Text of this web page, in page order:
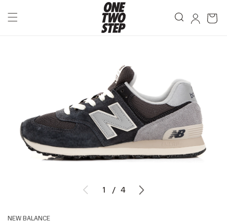
1 / 4
NEW BALANCE